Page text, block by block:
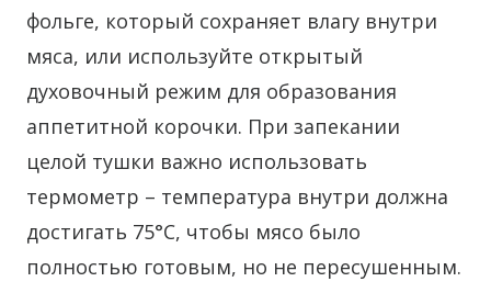
фольге, который сохраняет влагу внутри
мяса, или используйте открытый
духовочный режим для образования
аппетитной корочки. При запекании
целой тушки важно использовать
термометр – температура внутри должна
достигать 75°C, чтобы мясо было
полностью готовым, но не пересушенным.